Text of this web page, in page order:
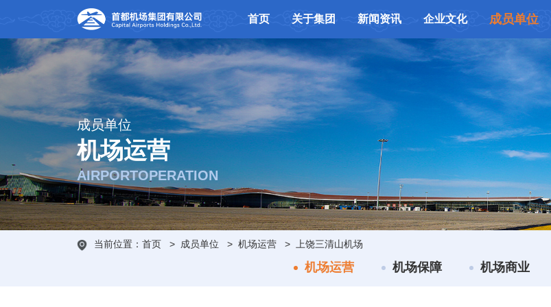
首页 关于集团 新闻资讯 企业文化 成员单位
成员单位
机场运营
AIRPORTOPERATION
当前位置： 首页 > 成员单位 > 机场运营 > 上饶三清山机场
机场运营 机场保障 机场商业